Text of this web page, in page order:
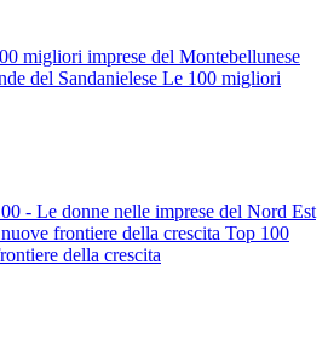
migliori imprese del Montebellunese
del Sandanielese Le 100 migliori
- Le donne nelle imprese del Nord Est
frontiere della crescita Top 100
della crescita